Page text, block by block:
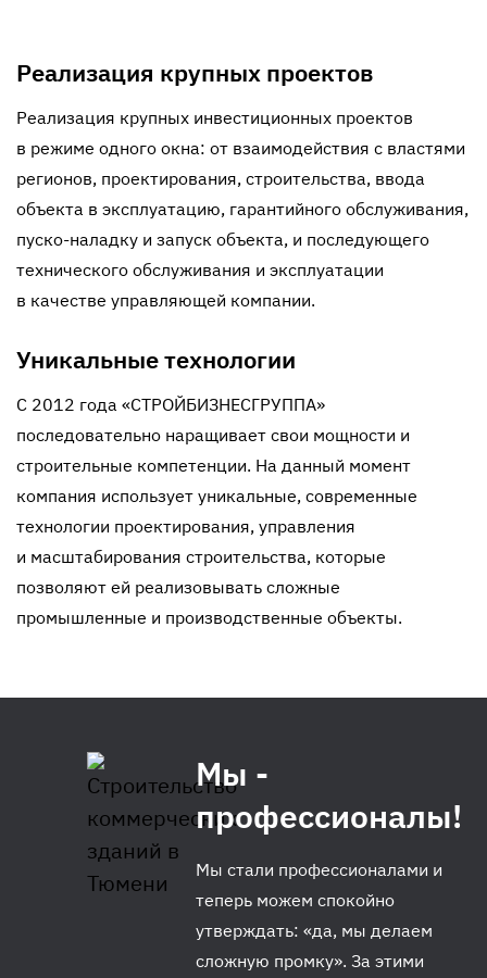
Реализация крупных проектов
Реализация крупных инвестиционных проектов
в режиме одного окна: от взаимодействия с властями
регионов, проектирования, строительства, ввода
объекта в эксплуатацию, гарантийного обслуживания,
пуско-наладку и запуск объекта, и последующего
технического обслуживания и эксплуатации
в качестве управляющей компании.
Уникальные технологии
С 2012 года «СТРОЙБИЗНЕСГРУППА»
последовательно наращивает свои мощности и
строительные компетенции. На данный момент
компания использует уникальные, современные
технологии проектирования, управления
и масштабирования строительства, которые
позволяют ей реализовывать сложные
промышленные и производственные объекты.
Мы -
профессионалы!
Мы стали профессионалами и
теперь можем спокойно
утверждать: «да, мы делаем
сложную промку». За этими